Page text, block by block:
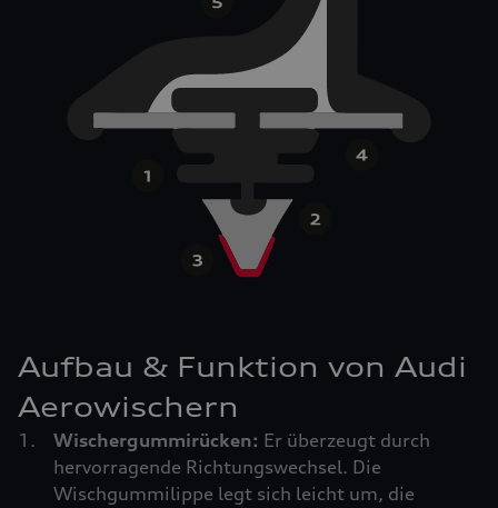
Aufbau & Funktion von Audi
Aerowischern
Wischergummirücken: Er überzeugt durch
hervorragende Richtungswechsel. Die
Wischgummilippe legt sich leicht um, die